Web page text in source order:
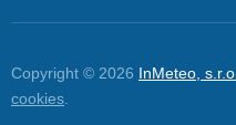
Copyright © 2026 InMeteo, s.r.o.
cookies